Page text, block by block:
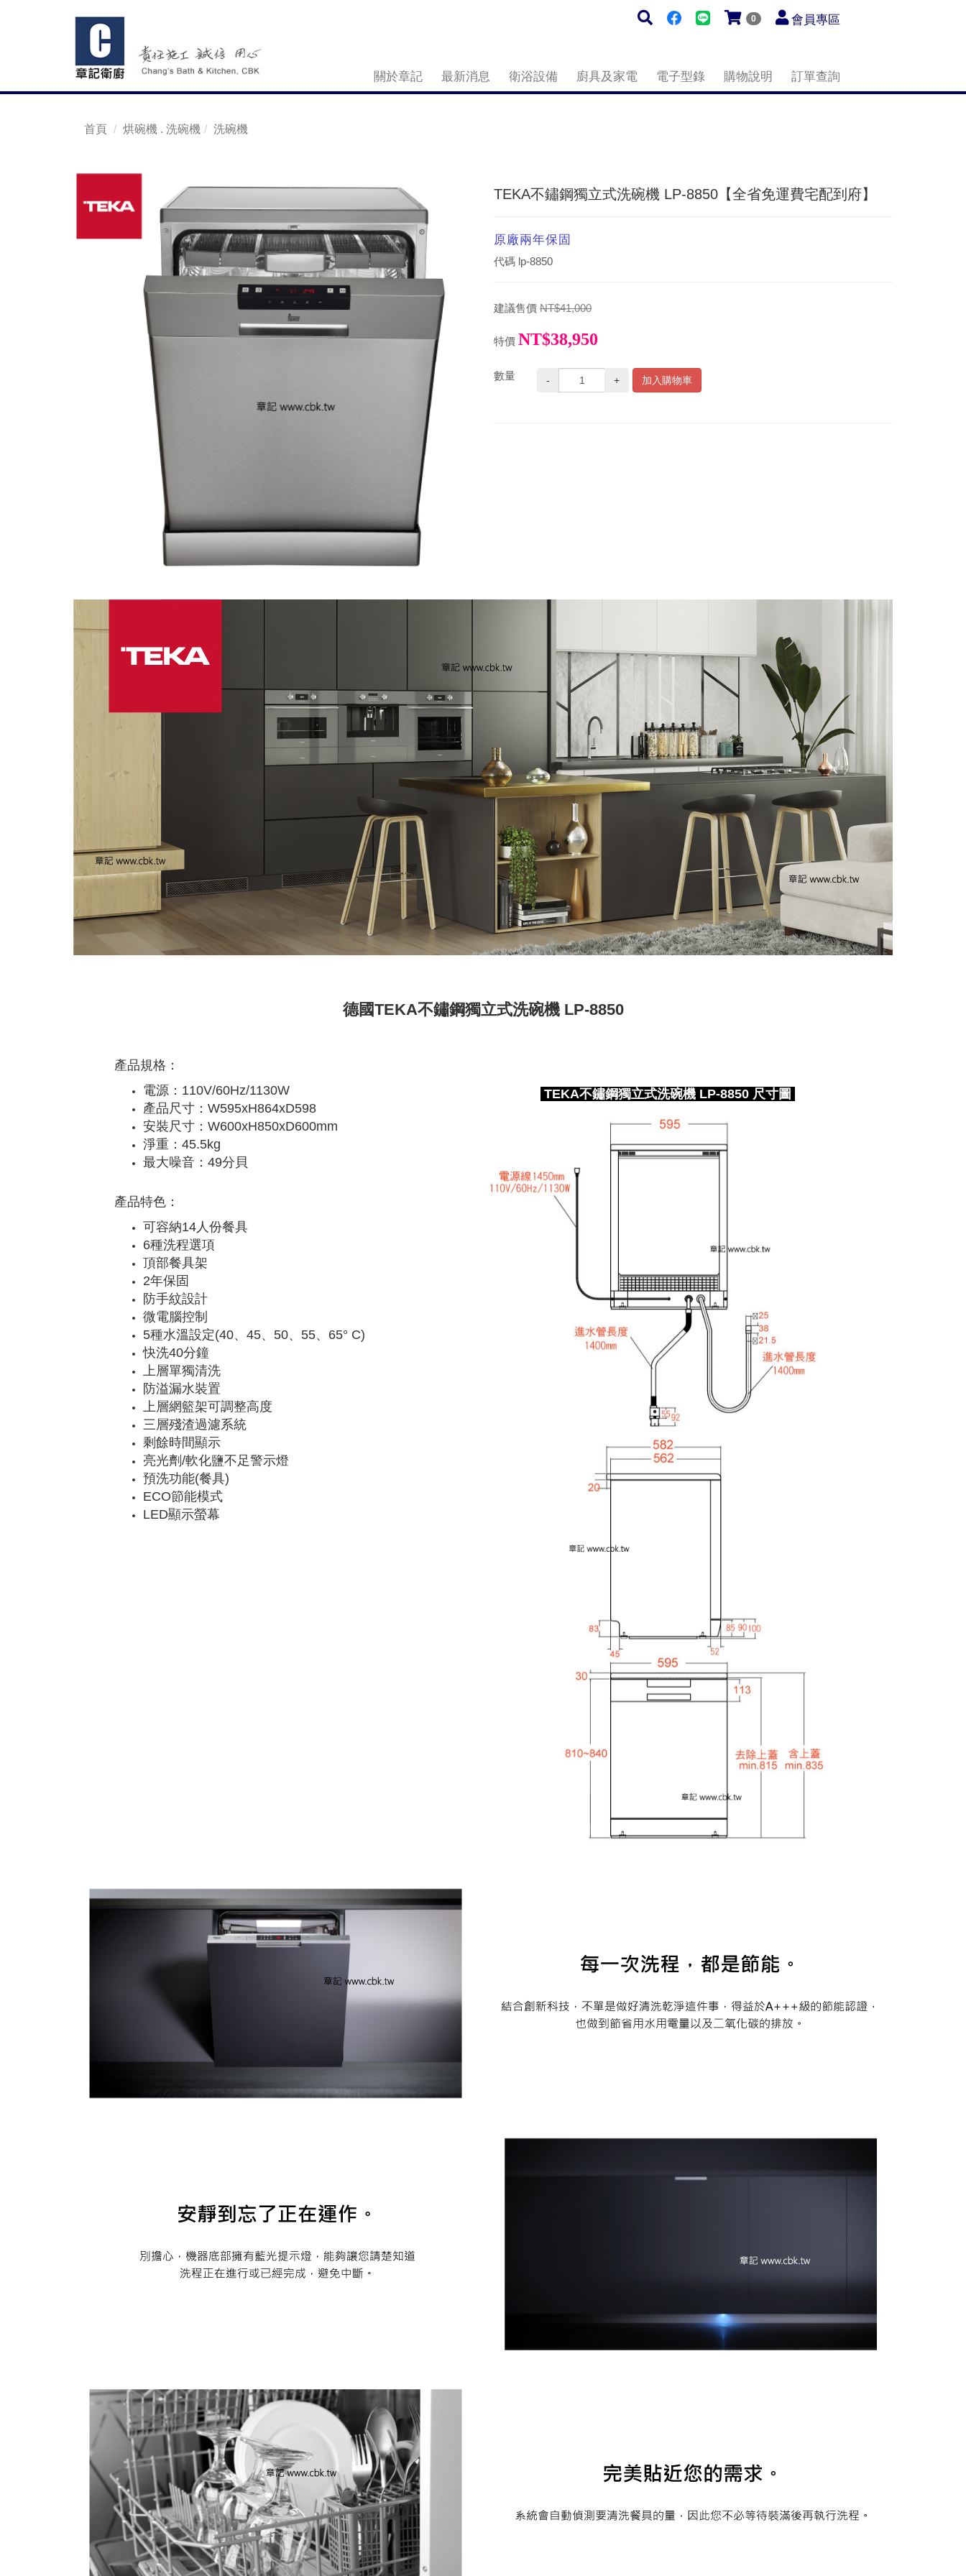
0 會員專區
關於章記 最新消息 衛浴設備 廚具及家電 電子型錄 購物說明 訂單查詢
首頁 烘碗機 . 洗碗機 洗碗機
TEKA不鏽鋼獨立式洗碗機 LP-8850【全省免運費宅配到府】
原廠兩年保固
代碼 lp-8850
建議售價 NT$41,000
特價 NT$38,950
數量 - + 加入購物車
德國TEKA不鏽鋼獨立式洗碗機 LP-8850
產品規格：
電源：110V/60Hz/1130W
產品尺寸：W595xH864xD598
安裝尺寸：W600xH850xD600mm
淨重：45.5kg
最大噪音：49分貝
產品特色：
可容納14人份餐具
6種洗程選項
頂部餐具架
2年保固
防手紋設計
微電腦控制
5種水溫設定(40、45、50、55、65° C)
快洗40分鐘
上層單獨清洗
防溢漏水裝置
上層網籃架可調整高度
三層殘渣過濾系統
剩餘時間顯示
亮光劑/軟化鹽不足警示燈
預洗功能(餐具)
ECO節能模式
LED顯示螢幕
TEKA不鏽鋼獨立式洗碗機 LP-8850 尺寸圖